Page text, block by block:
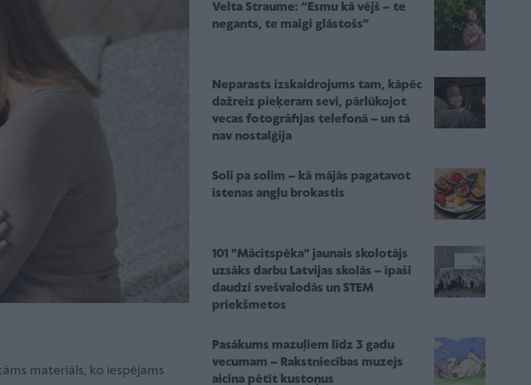
materiāls, ko iespējams
Velta Straume: “Esmu kā vējš – te
negants, te maigi glāstošs”
Neparasts izskaidrojums tam, kāpēc
dažreiz pieķeram sevi, pārlūkojot
vecas fotogrāfijas telefonā – un tā
nav nostalģija
Soli pa solim – kā mājās pagatavot
īstenas angļu brokastis
101 "Mācītspēka" jaunais skolotājs
uzsāks darbu Latvijas skolās – īpaši
daudzi svešvalodās un STEM
priekšmetos
Pasākums mazuļiem līdz 3 gadu
vecumam – Rakstniecības muzejs
aicina pētīt kustoņus